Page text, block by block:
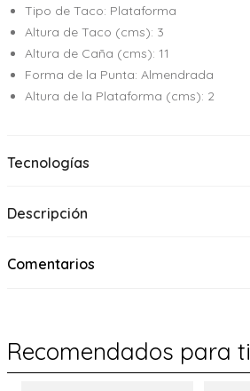
Tipo de Taco: Plataforma
Altura de Taco (cms): 3
Altura de Caña (cms): 11
Forma de la Punta: Almendrada
Altura de la Plataforma (cms): 2
Tecnologías
Descripción
Comentarios
Recomendados para ti